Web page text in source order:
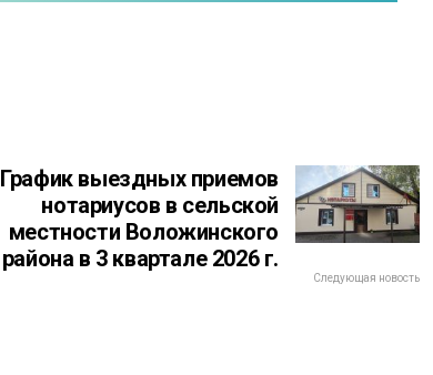
График выездных приемов
нотариусов в сельской
местности Воложинского
района в 3 квартале 2026 г.
Следующая новость